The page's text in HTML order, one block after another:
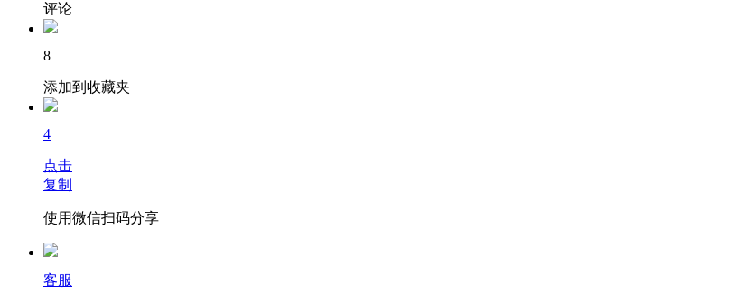
评论
8
添加到收藏夹
4
点击
复制
使用微信扫码分享
客服